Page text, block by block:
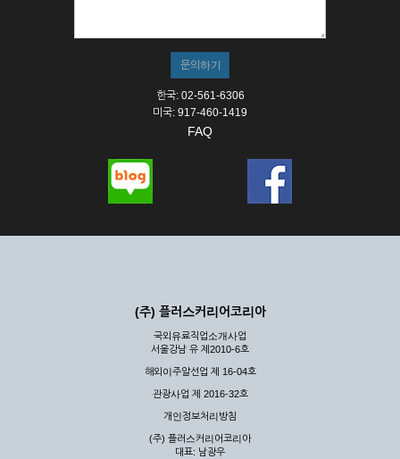
한국: 02-561-6306
미국: 917-460-1419
FAQ
(주) 플러스커리어코리아
국외유료직업소개사업
서울강남 유 제2010-6호
해외이주알선업 제 16-04호
관광사업 제 2016-32호
개인정보처리방침
(주) 플러스커리어코리아
대표: 남광우